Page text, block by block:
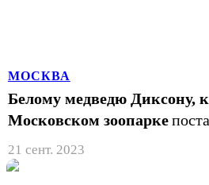
МОСКВА
Белому медведю Диксону,
Московском зоопарке
21 сент. 2023